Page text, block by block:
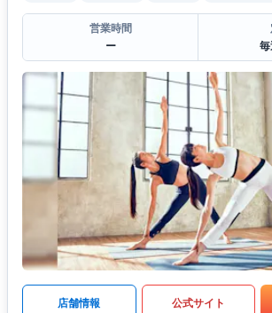
営業時間
ー
店舗情報 公式サイト